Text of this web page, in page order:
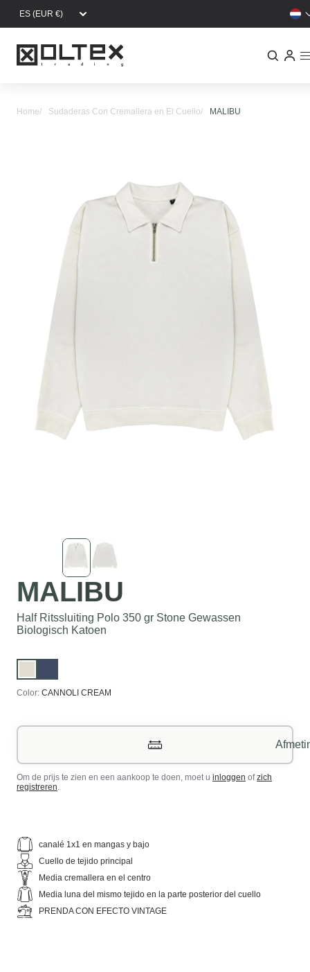
Overslaan en naar de inhoud gaan
Home Sudaderas Con Cremallera en El Cuello MALIBU
MALIBU
Half Ritssluiting Polo 350 gr Stone Gewassen
Biologisch Katoen
Color: CANNOLI CREAM
Om de prijs te zien en een aankoop te doen, moet u inloggen ofzich
registreren
canalé 1x1 en mangas y bajo
Cuello de tejido principal
Media cremallera en el centro
Media luna del mismo tejido en la parte posterior del cuello
PRENDA CON EFECTO VINTAGE